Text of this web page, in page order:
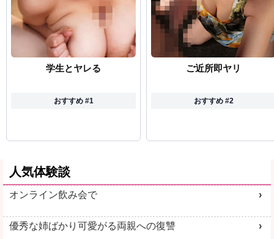
学生とヤレる
おすすめ #1
ご近所即ヤリ
おすすめ #2
人気体験談
オンライン飲み会で
優秀な姉ばかり可愛がる両親への復讐